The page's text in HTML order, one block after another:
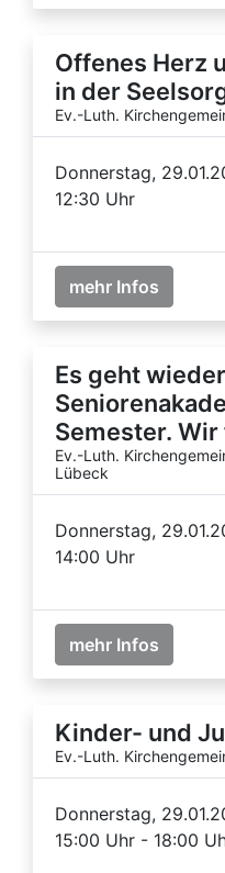
Offenes Herz
in der
Ev.-Luth.
Donnerstag,
12:30 Uhr
mehr Infos
Es geht
Semester.
Ev.-Luth.
Lübeck
Donnerstag,
14:00 Uhr
mehr Infos
Kinder- und
Ev.-Luth.
Donnerstag,
15:00 Uhr - 18:00